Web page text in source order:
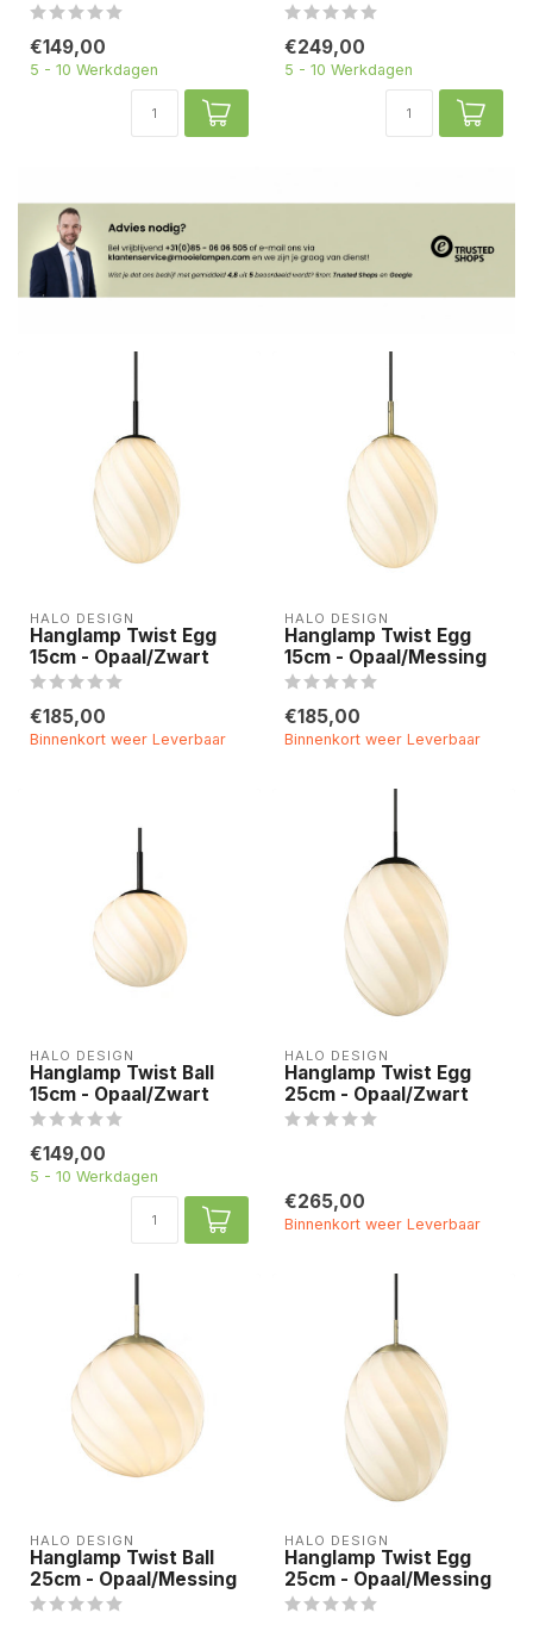
€149,00
5 - 10 Werkdagen
€249,00
5 - 10 Werkdagen
HALO DESIGN
Hanglamp Twist Egg
15cm - Opaal/Zwart
€185,00
Binnenkort weer Leverbaar
HALO DESIGN
Hanglamp Twist Egg
15cm - Opaal/Messing
€185,00
Binnenkort weer Leverbaar
HALO DESIGN
Hanglamp Twist Ball
15cm - Opaal/Zwart
€149,00
5 - 10 Werkdagen
HALO DESIGN
Hanglamp Twist Egg
25cm - Opaal/Zwart
€265,00
Binnenkort weer Leverbaar
HALO DESIGN
Hanglamp Twist Ball
25cm - Opaal/Messing
HALO DESIGN
Hanglamp Twist Egg
25cm - Opaal/Messing